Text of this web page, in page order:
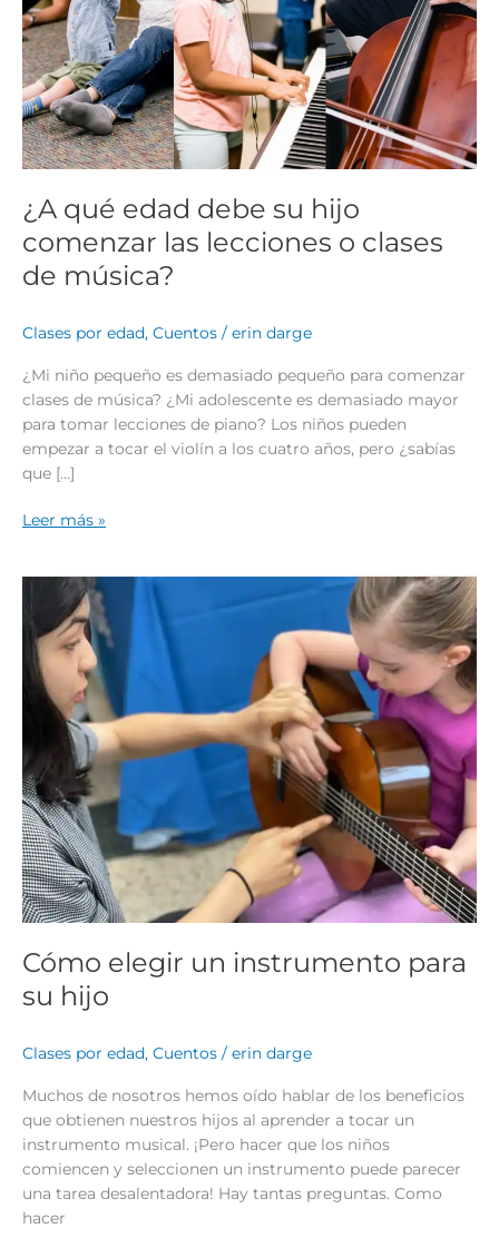
¿A qué edad debe su hijo
comenzar las lecciones o clases
de música?
Clases por edad, Cuentos / erin darge
¿Mi niño pequeño es demasiado pequeño para comenzar
clases de música? ¿Mi adolescente es demasiado mayor
para tomar lecciones de piano? Los niños pueden
empezar a tocar el violín a los cuatro años, pero ¿sabías
que […]
las
lecciones
o
clases
de
música?
Leer más »
Cómo elegir un instrumento para
su hijo
Clases por edad, Cuentos / erin darge
Muchos de nosotros hemos oído hablar de los beneficios
que obtienen nuestros hijos al aprender a tocar un
instrumento musical. ¡Pero hacer que los niños
comiencen y seleccionen un instrumento puede parecer
una tarea desalentadora! Hay tantas preguntas. Como
hacer
Cómo
elegir
un
instrumento
para